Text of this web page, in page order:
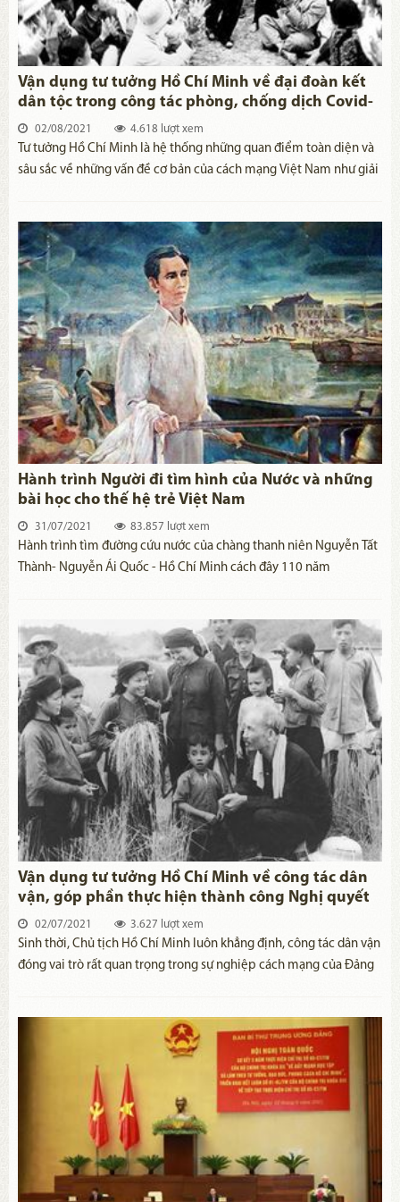
Vận dụng tư tưởng Hồ Chí Minh về đại đoàn kết
dân tộc trong công tác phòng, chống dịch Covid-
1902/08/2021 4.618 lượt xem
Tư tưởng Hồ Chí Minh là hệ thống những quan điểm toàn diện và
sâu sắc về những vấn đề cơ bản của cách mạng Việt Nam như giải
kết dân tộc là một nội dung cốt lõi, làm nên dấu ấn quan trọng
của Chủ tịch Hồ Chí Minh trong quá trình lãnh đạo cách mạng Việt
Nam. Tư tưởng đại đoàn kết dân tộc của Người đã được Đảng Cộng
sản Việt Nam vận dụng thành công trong quá trình đấu tranh giải
phóng dân tộc và xây dựng, phát triển đất nước thời kỳ đổi mới
cũng như trong cuộc chiến chống Covid-19 hiện nay.
Hành trình Người đi tìm hình của Nước và những
bài học cho thế hệ trẻ Việt Nam
31/07/2021 83.857 lượt xem
Hành trình tìm đường cứu nước của chàng thanh niên Nguyễn Tất
Thành- Nguyễn Ái Quốc - Hồ Chí Minh cách đây 110 năm
sự cách mạng của dân tộc, tiền đề dẫn đến những thắng lợi của
cách mạng Việt Nam về sau
Vận dụng tư tưởng Hồ Chí Minh về công tác dân
vận, góp phần thực hiện thành công Nghị quyết
Đại hội XIII của Đảng
02/07/2021 3.627 lượt xem
Sinh thời, Chủ tịch Hồ Chí Minh luôn khẳng định, công tác dân vận
đóng vai trò rất quan trọng trong sự nghiệp cách mạng của Đảng
tịch Hồ Chí Minh về công tác dân vận có ý nghĩa to lớn thực hiện
các mục tiêu chủ yếu trong Nghị quyết Đại hội XIII của Đảng.